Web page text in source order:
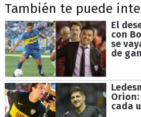
También te puede
El
con
se
de
cada